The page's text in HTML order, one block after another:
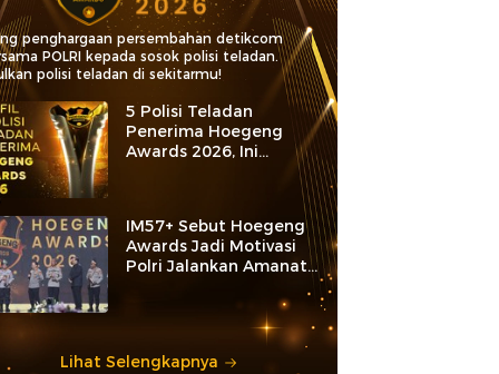
penghargaan persembahan detikcom
POLRI kepada sosok polisi teladan.
polisi teladan di sekitarmu!
5 Polisi Teladan
Penerima Hoegeng
Awards 2026, Ini
Kategori dan Kiprahnya
IM57+ Sebut Hoegeng
Awards Jadi Motivasi
Polri Jalankan Amanat
Lihat Selengkapnya